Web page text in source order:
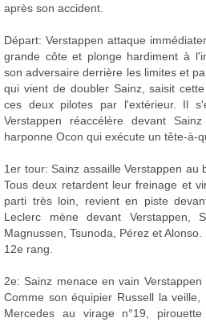
après son accident.
Départ: Verstappen attaque
grande côte et plonge hardiment à
son adversaire derrière les limites et
qui vient de doubler Sainz, saisit
ces deux pilotes par l'extérieur. Il
Verstappen réaccélère devant
harponne Ocon qui exécute un tête-à-
1er tour: Sainz assaille Verstappen au
Tous deux retardent leur freinage et
parti très loin, revient en piste
Leclerc mène devant Verstappen,
Magnussen, Tsunoda, Pérez et
12e rang.
2e: Sainz menace en vain
Comme son équipier Russell la
Mercedes au virage n°19,